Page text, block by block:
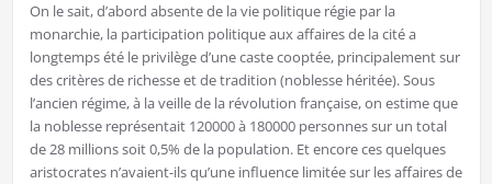
On le sait, d’abord absente de la vie politique régie par la
monarchie, la participation politique aux affaires de la cité a
longtemps été le privilège d’une caste cooptée, principalement sur
des critères de richesse et de tradition (noblesse héritée). Sous
l’ancien régime, à la veille de la révolution française, on estime que
la noblesse représentait 120000 à 180000 personnes sur un total
de 28 millions soit 0,5% de la population. Et encore ces quelques
aristocrates n’avaient-ils qu’une influence limitée sur les affaires de